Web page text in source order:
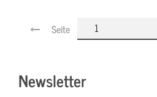
Seite
Newsletter